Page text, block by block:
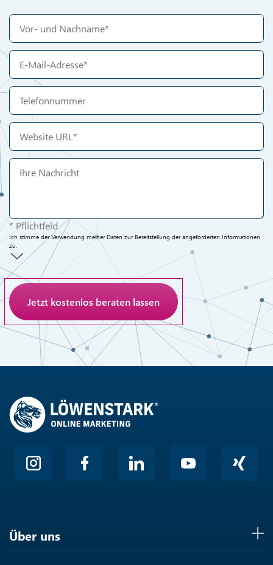
* Pflichtfeld
Ich stimme der Verwendung meiner Daten zur Bereitstellung der angeforderten Informationen
zu.
Anti-Roboter-Verifizierung
Hier klicken
Über uns